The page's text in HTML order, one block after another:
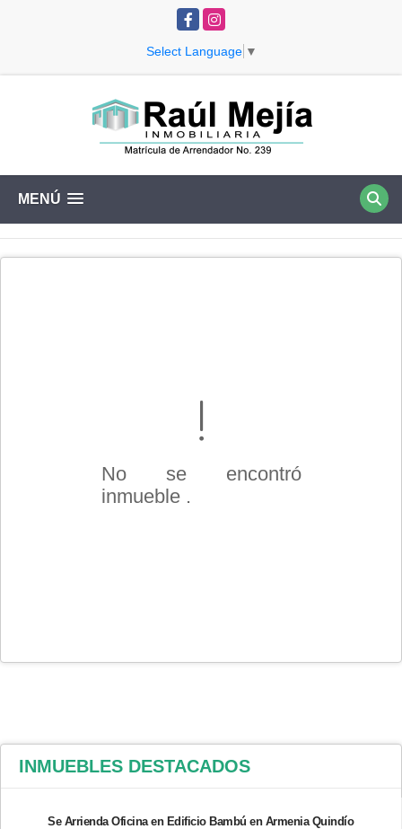
FacebookInstagram
Select Language ▼
MENÚ
No se encontró
inmueble .
INMUEBLES DESTACADOS
Se Arrienda Oficina en Edificio Bambú en Armenia Quindío